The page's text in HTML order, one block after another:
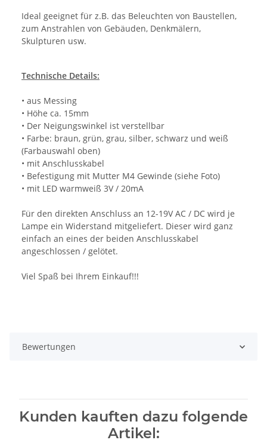
Ideal geeignet für z.B. das Beleuchten von Baustellen,
zum Anstrahlen von Gebäuden, Denkmälern,
Skulpturen usw.
Technische Details:
• aus Messing
• Höhe ca. 15mm
• Der Neigungswinkel ist verstellbar
• Farbe: braun, grün, grau, silber, schwarz und weiß
(Farbauswahl oben)
• mit Anschlusskabel
• Befestigung mit Mutter M4 Gewinde (siehe Foto)
• mit LED warmweiß 3V / 20mA
Für den direkten Anschluss an 12-19V AC / DC wird je
Lampe ein Widerstand mitgeliefert. Dieser wird ganz
einfach an eines der beiden Anschlusskabel
angeschlossen / gelötet.
Viel Spaß bei Ihrem Einkauf!!!
Bewertungen
Kunden kauften dazu folgende
Artikel: